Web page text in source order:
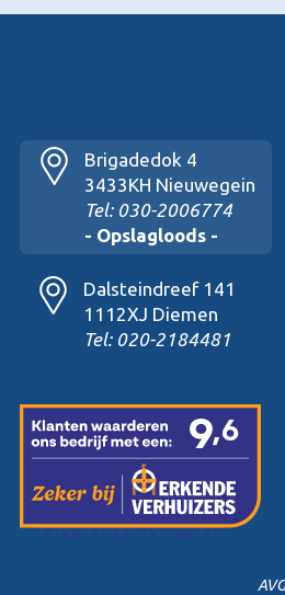
Brigadedok 4
3433KH Nieuwegein
Tel: 030-2006774
- Opslagloods -
Dalsteindreef 141
1112XJ Diemen
Tel: 020-2184481